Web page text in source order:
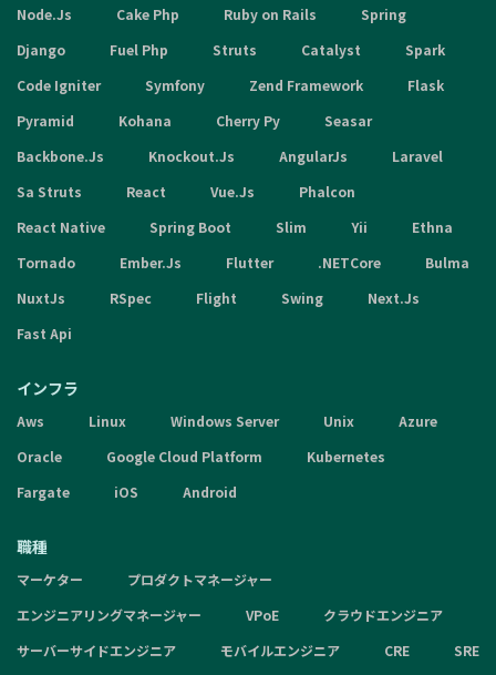
Node.Js Cake Php Ruby on Rails
Spring
Django
Fuel Php Struts Catalyst
Spark
Code Igniter
Symfony Zend Framework
Flask
Pyramid
Kohana Cherry Py
Seasar
Backbone.Js
Knockout.Js AngularJs
Laravel
Sa Struts
React Vue.Js
Phalcon
React Native
Spring Boot Slim Yii
Ethna
Tornado
Ember.Js Flutter .NETCore
Bulma
NuxtJs
RSpec Flight Swing
Next.Js
Fast Api
インフラ
Aws Linux Windows Server Unix
Azure
Oracle
Google Cloud Platform
Kubernetes
Fargate
iOS Android
職種
マーケター
プロダクトマネージャー
エンジニアリングマネージャー
VPoE
クラウドエンジニア
サーバーサイドエンジニア
モバイルエンジニア CRE SRE